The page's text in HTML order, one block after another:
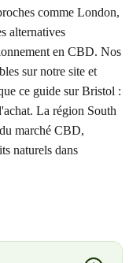
comme London,
alternatives
en CBD. Nos
sur notre site et
ce guide sur Bristol :
La région South
marché CBD,
naturels dans